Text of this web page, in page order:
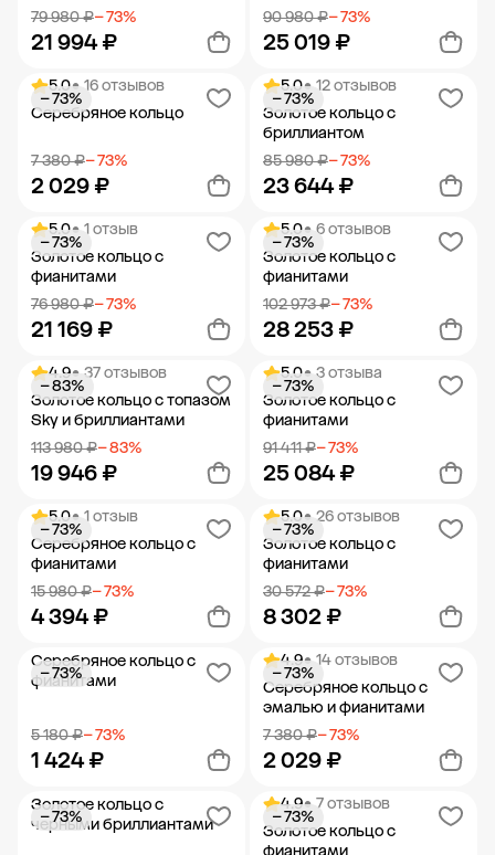
79 980 ₽− 73%
21 994 ₽
Добавить в корзину
90 980 ₽− 73%
25 019 ₽
Добавить в корзину
5.0• 16 отзывов
Серебряное кольцо
7 380 ₽− 73%
2 029 ₽
− 73%
Добавить в корзину
5.0• 12 отзывов
Золотое кольцо с
бриллиантом
85 980 ₽− 73%
23 644 ₽
− 73%
Добавить в корзину
5.0• 1 отзыв
Золотое кольцо с
фианитами
76 980 ₽− 73%
21 169 ₽
− 73%
Добавить в корзину
5.0• 6 отзывов
Золотое кольцо с
фианитами
102 973 ₽− 73%
28 253 ₽
− 73%
Добавить в корзину
4.9• 37 отзывов
Золотое кольцо с топазом
Sky и бриллиантами
113 980 ₽− 83%
19 946 ₽
− 83%
Добавить в корзину
5.0• 3 отзыва
Золотое кольцо с
фианитами
91 411 ₽− 73%
25 084 ₽
− 73%
Добавить в корзину
5.0• 1 отзыв
Серебряное кольцо с
фианитами
15 980 ₽− 73%
4 394 ₽
− 73%
Добавить в корзину
5.0• 26 отзывов
Золотое кольцо с
фианитами
30 572 ₽− 73%
8 302 ₽
− 73%
Добавить в корзину
Серебряное кольцо с
фианитами
5 180 ₽− 73%
1 424 ₽
− 73%
Добавить в корзину
4.9• 14 отзывов
Серебряное кольцо с
эмалью и фианитами
7 380 ₽− 73%
2 029 ₽
− 73%
Добавить в корзину
Золотое кольцо с
черными бриллиантами
− 73%
4.9• 7 отзывов
Золотое кольцо с
фианитами
− 73%